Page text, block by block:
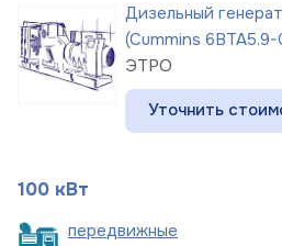
Дизельный
(Cummins 6BTA5.9-
ЭТРО
Уточнить
100 кВт
передвижные